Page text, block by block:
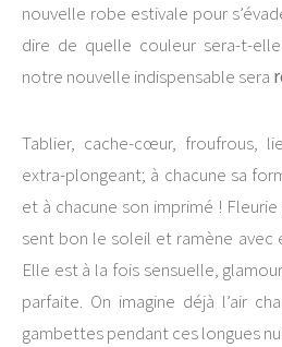
nouvelle robe estivale pour
dire de quelle couleur sera-t-
notre nouvelle indispensable sera
Tablier, cache-cœur, froufrous,
extra-plongeant; à chacune sa
et à chacune son imprimé !
sent bon le soleil et ramène avec
Elle est à la fois sensuelle,
parfaite. On imagine déjà l’air
gambettes pendant ces longues